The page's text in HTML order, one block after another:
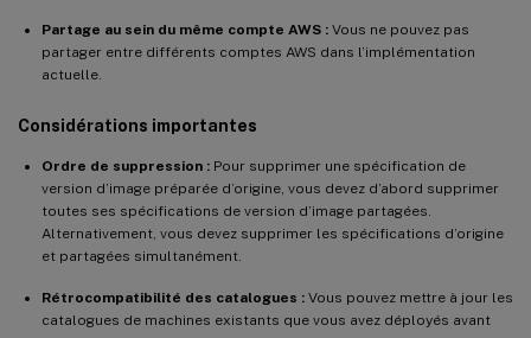
Partage au sein du même compte AWS : Vous ne pouvez pas
partager entre différents comptes AWS dans l’implémentation
actuelle.
Considérations importantes
Ordre de suppression : Pour supprimer une spécification de
version d’image préparée d’origine, vous devez d’abord supprimer
toutes ses spécifications de version d’image partagées.
Alternativement, vous devez supprimer les spécifications d’origine
et partagées simultanément.
Rétrocompatibilité des catalogues : Vous pouvez mettre à jour les
catalogues de machines existants que vous avez déployés avant